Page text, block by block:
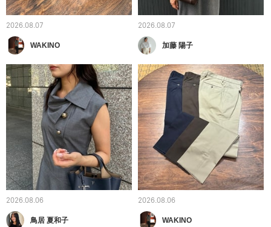
2026.08.07
WAKINO
2026.08.07
加藤 陽子
2026.08.06
鳥居 夏和子
2026.08.06
WAKINO